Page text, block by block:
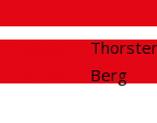
Berg